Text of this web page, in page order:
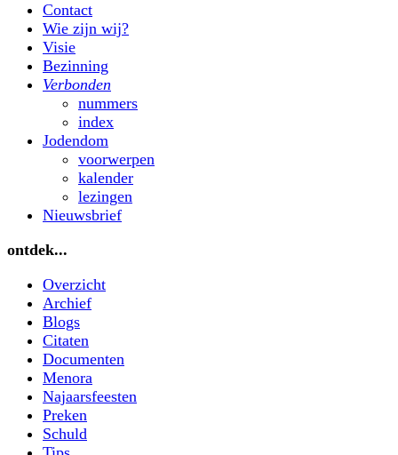
Contact
Wie zijn wij?
Visie
Bezinning
Verbonden
nummers
index
Jodendom
voorwerpen
kalender
lezingen
Nieuwsbrief
ontdek...
Overzicht
Archief
Blogs
Citaten
Documenten
Menora
Najaarsfeesten
Preken
Schuld